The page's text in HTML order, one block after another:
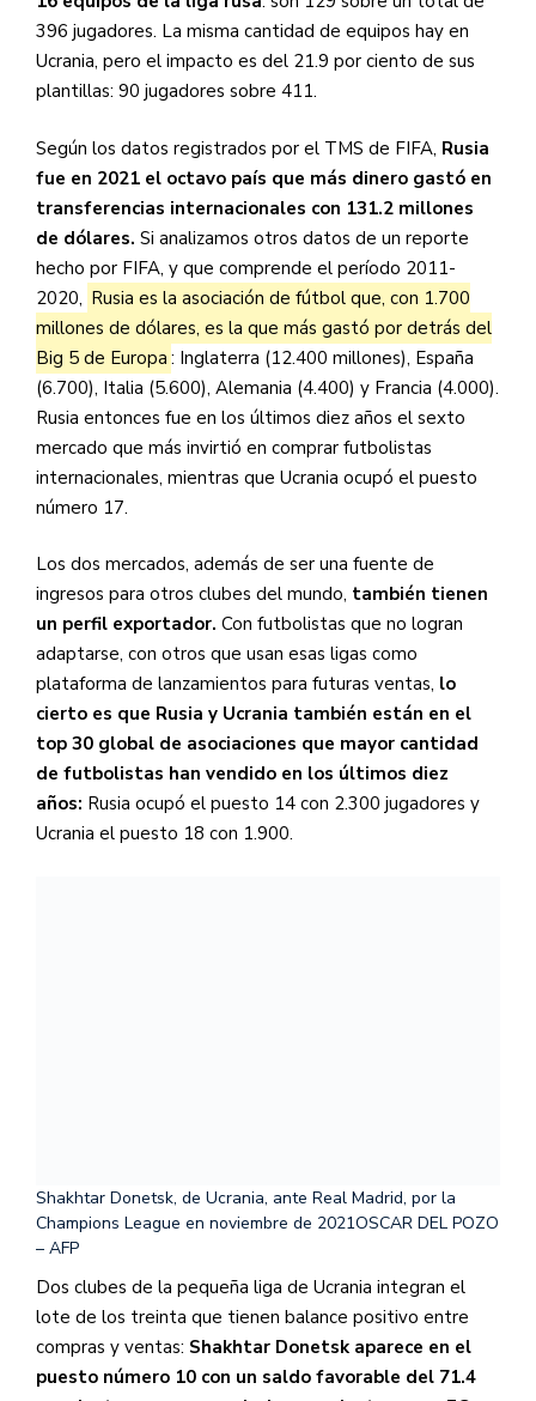
396 jugadores. La misma cantidad de equipos hay en
Ucrania, pero el impacto es del 21.9 por ciento de sus
plantillas: 90 jugadores sobre 411.
Según los datos registrados por el TMS de FIFA, Rusia
fue en 2021 el octavo país que más dinero gastó en
transferencias internacionales con 131.2 millones
de dólares. Si analizamos otros datos de un reporte
hecho por FIFA, y que comprende el período 2011-
2020, Rusia es la asociación de fútbol que, con 1.700
millones de dólares, es la que más gastó por detrás del
Big 5 de Europa : Inglaterra (12.400 millones), España
(6.700), Italia (5.600), Alemania (4.400) y Francia (4.000).
Rusia entonces fue en los últimos diez años el sexto
mercado que más invirtió en comprar futbolistas
internacionales, mientras que Ucrania ocupó el puesto
número 17.
Los dos mercados, además de ser una fuente de
ingresos para otros clubes del mundo, también tienen
un perfil exportador. Con futbolistas que no logran
adaptarse, con otros que usan esas ligas como
plataforma de lanzamientos para futuras ventas, lo
cierto es que Rusia y Ucrania también están en el
top 30 global de asociaciones que mayor cantidad
de futbolistas han vendido en los últimos diez
años: Rusia ocupó el puesto 14 con 2.300 jugadores y
Ucrania el puesto 18 con 1.900.
Shakhtar Donetsk, de Ucrania, ante Real Madrid, por la
Champions League en noviembre de 2021OSCAR DEL POZO
– AFP
Dos clubes de la pequeña liga de Ucrania integran el
lote de los treinta que tienen balance positivo entre
compras y ventas: Shakhtar Donetsk aparece en el
puesto número 10 con un saldo favorable del 71.4